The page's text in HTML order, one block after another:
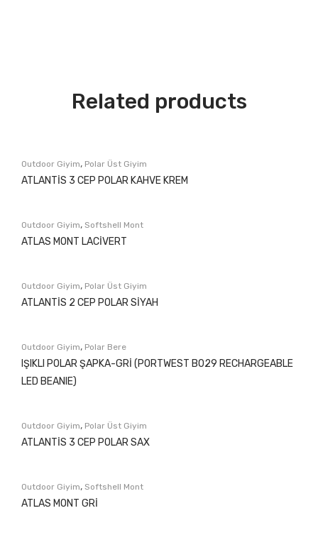
Related products
Outdoor Giyim, Polar Üst Giyim
ATLANTİS 3 CEP POLAR KAHVE KREM
Outdoor Giyim, Softshell Mont
ATLAS MONT LACİVERT
Outdoor Giyim, Polar Üst Giyim
ATLANTİS 2 CEP POLAR SİYAH
Outdoor Giyim, Polar Bere
IŞIKLI POLAR ŞAPKA-GRİ (PORTWEST B029 RECHARGEABLE
LED BEANIE)
Outdoor Giyim, Polar Üst Giyim
ATLANTİS 3 CEP POLAR SAX
Outdoor Giyim, Softshell Mont
ATLAS MONT GRİ